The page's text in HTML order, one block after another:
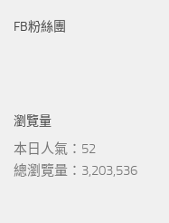
FB粉絲團
瀏覽量
本日人氣：52
總瀏覽量：3,203,536